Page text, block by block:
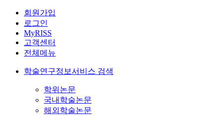
회원가입
로그인
MyRISS
고객센터
전체메뉴
학술연구정보서비스 검색
학위논문
국내학술논문
해외학술논문